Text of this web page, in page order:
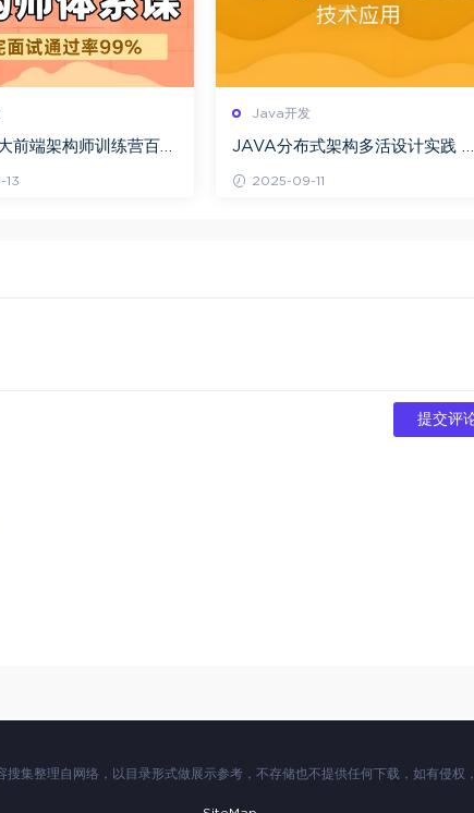
前端架构师训练营百度
13
Java开发
JAVA分布式架构多活设计实践
全解析
2025-09-11
提交评
搜集整理自网络，以目录形式做展示参考，不存储也不提供任何下载，如有侵权